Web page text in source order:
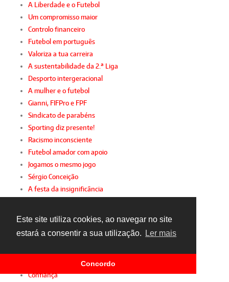
Este site utiliza cookies, ao navegar no site
estará a consentir a sua utilização.
Ler mais
Concordo
A Liberdade e o Futebol
Um compromisso maior
Controlo financeiro
Futebol em português
Valoriza a tua carreira
A sustentabilidade da 2.ª Liga
Desporto intergeracional
A mulher e o futebol
Gianni, FIFPro e FPF
Sindicato de parabéns
Sporting diz presente!
Racismo inconsciente
Futebol amador com apoio
Jogamos o mesmo jogo
Sérgio Conceição
A festa da insignificância
Obrigado, Bosman
O "maior que Portugal"... e os "pequenos"
Confiança